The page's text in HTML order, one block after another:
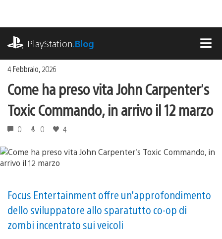
contenuto
PlayStation.Blog
4 Febbraio, 2026
Come ha preso vita John Carpenter’s
Toxic Commando, in arrivo il 12 marzo
0 0 4
Focus Entertainment offre un’approfondimento
dello sviluppatore allo sparatutto co-op di
zombi incentrato sui veicoli